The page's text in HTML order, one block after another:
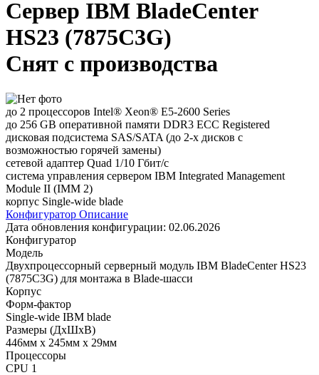
Сервер IBM BladeCenter
HS23 (7875C3G)
Снят с производства
до 2 процессоров Intel® Xeon® E5-2600 Series
до 256 GB оперативной памяти DDR3 ECC Registered
дисковая подсистема SAS/SATA (до 2-х дисков с
возможностью горячей замены)
сетевой адаптер Quad 1/10 Гбит/с
система управления сервером IBM Integrated Management
Module II (IMM 2)
корпус Single-wide blade
Конфигуратор Описание
Дата обновления конфигурации: 02.06.2026
Конфигуратор
Модель
Двухпроцессорный серверный модуль IBM BladeCenter HS23
(7875C3G) для монтажа в Blade-шасси
Корпус
Форм-фактор
Single-wide IBM blade
Размеры (ДхШхВ)
446мм х 245мм х 29мм
Процессоры
CPU 1